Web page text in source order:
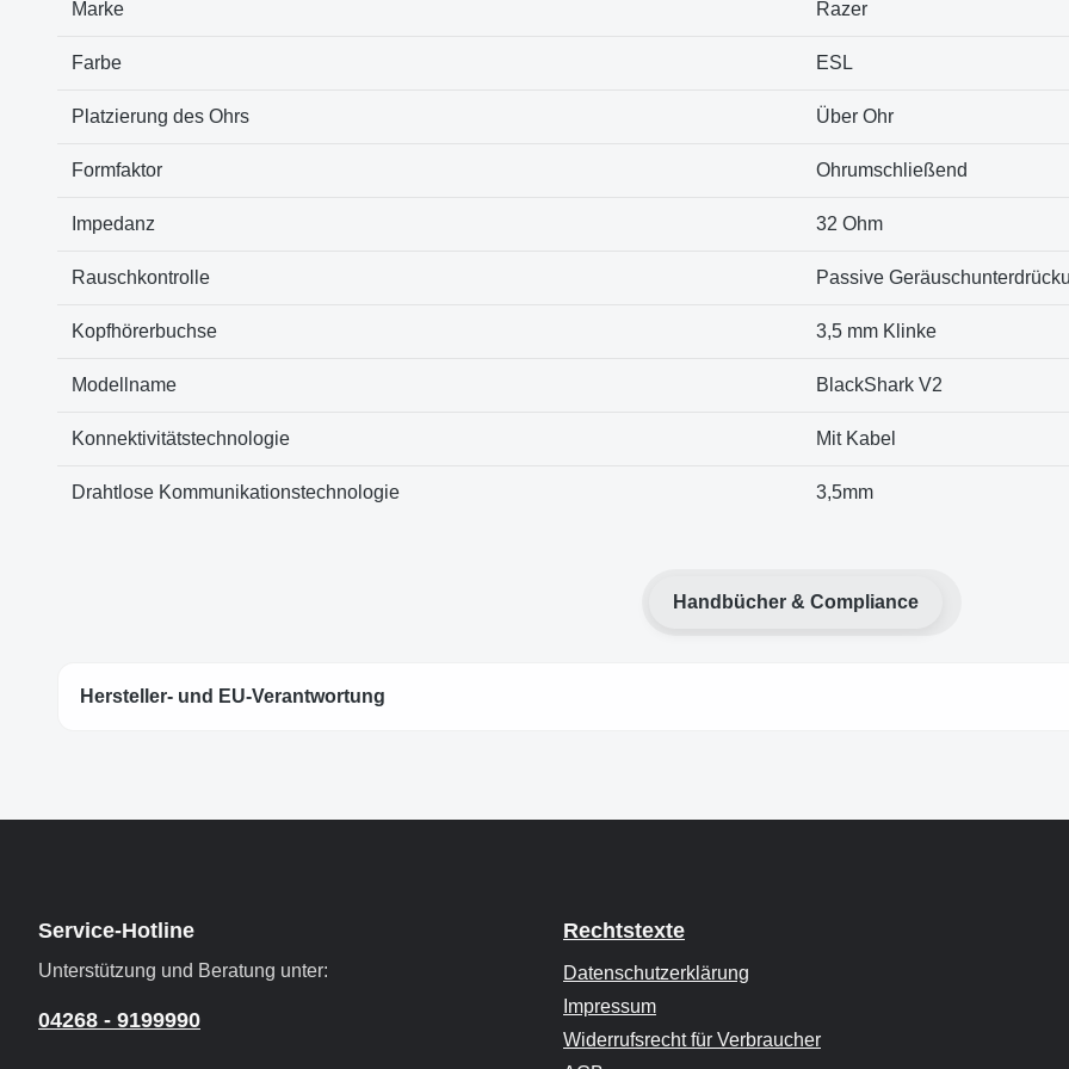
Marke Razer
Farbe ESL
Platzierung des Ohrs Über Ohr
Formfaktor Ohrumschließend
Impedanz 32 Ohm
Rauschkontrolle Passive
Kopfhörerbuchse 3,5 mm Klinke
Modellname BlackShark V2
Konnektivitätstechnologie Mit Kabel
Drahtlose Kommunikationstechnologie 3,5mm
Handbücher & Compliance
Hersteller- und EU-Verantwortung
Service-Hotline
Unterstützung und Beratung unter:
04268 - 9199990
Rechtstexte
Datenschutzerklärung
Impressum
Widerrufsrecht für Verbraucher